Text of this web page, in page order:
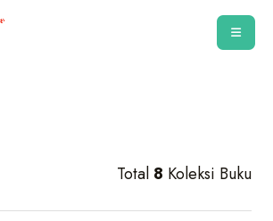
Total 8 Koleksi Buku